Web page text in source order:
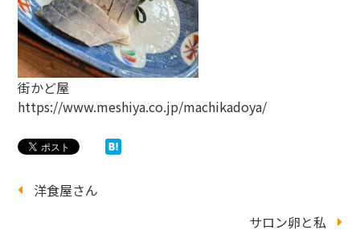
街かど屋
https://www.meshiya.co.jp/machikadoya/
洋食屋さん
サロン卵と私